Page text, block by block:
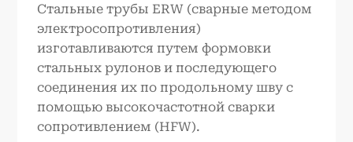
Стальные трубы ERW (сварные методом
электросопротивления)
изготавливаются путем формовки
стальных рулонов и последующего
соединения их по продольному шву с
помощью высокочастотной сварки
сопротивлением (HFW).